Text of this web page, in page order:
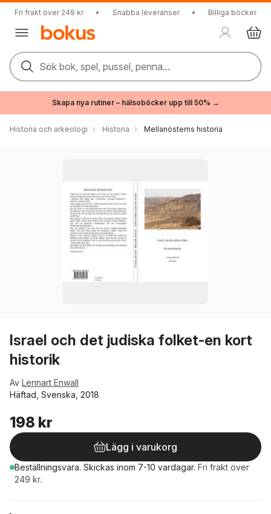
Fri frakt över 249 kr • Snabba leveranser • Billiga böcker
Sök bok, spel, pussel, penna...
Skapa nya rutiner – hälsoböcker upp till 50% →
Historia och arkeologi Historia Mellanösterns historia
Israel och det judiska folket-en kort
historik
Av Lennart Enwall
Häftad, Svenska, 2018
198 kr
Lägg i varukorg
Beställningsvara. Skickas inom 7-10 vardagar. Fri frakt över
249 kr.